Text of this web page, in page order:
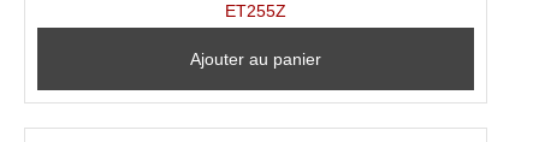
ET255Z
Ajouter au panier